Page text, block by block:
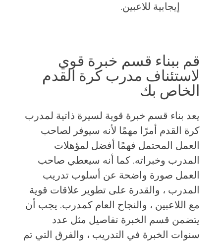
إيجابية للاعبين.
قم ببناء قسم خبرة قوي
لاستئناف مدرب كرة القدم
الخاص بك
يعد بناء قسم خبرة قوية لسيرة ذاتية لمدرب
كرة القدم أمرًا مهمًا لأنه سيوفر لصاحب
العمل المحتمل فهمًا أفضل لمؤهلات
المدرب وخبراته. كما أنه سيعطي صاحب
العمل صورة واضحة عن أسلوب تدريب
المدرب ، والقدرة على تطوير علاقات قوية
مع اللاعبين ، والنجاح العام كمدرب. يجب أن
يتضمن قسم الخبرة تفاصيل مثل عدد
سنوات الخبرة في التدريب ، والفرق التي تم